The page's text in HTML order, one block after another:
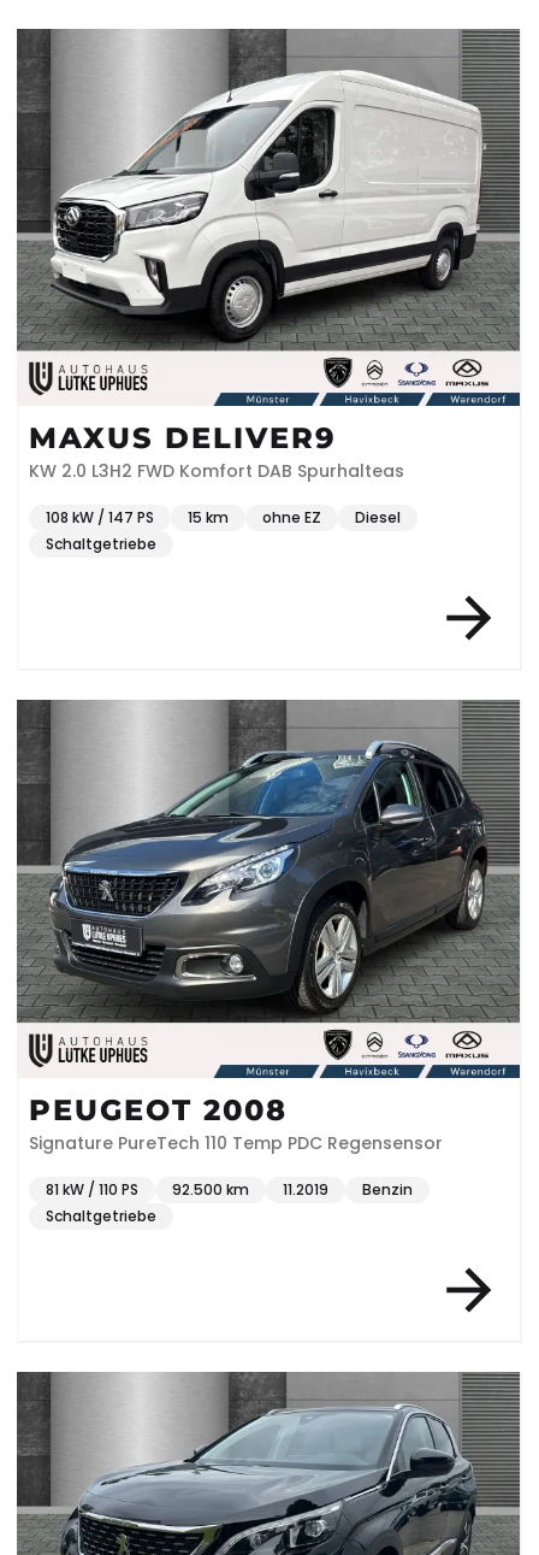
MAXUS DELIVER9
KW 2.0 L3H2 FWD Komfort DAB Spurhalteas
108 kW / 147 PS 15 km ohne EZ
Diesel
Schaltgetriebe
PEUGEOT 2008
Signature PureTech 110 Temp PDC Regensensor
81 kW / 110 PS 92.500 km 11.2019
Benzin
Schaltgetriebe